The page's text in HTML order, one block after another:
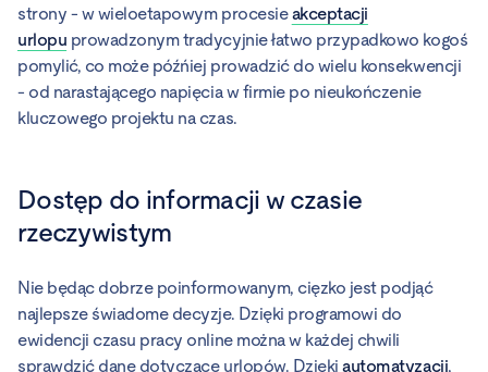
strony - w wieloetapowym procesieakceptacji
urlopu prowadzonym tradycyjnie łatwo przypadkowo kogoś
pomylić, co może późńiej prowadzić do wielu konsekwencji
- od narastającego napięcia w firmie po nieukończenie
kluczowego projektu na czas.
Dostęp do informacji w czasie
rzeczywistym
Nie będąc dobrze poinformowanym, cięzko jest podjąć
najlepsze świadome decyzje. Dzięki programowi do
ewidencji czasu pracy online można w każdej chwili
sprawdzić dane dotyczące urlopów. Dziękiautomatyzacji,